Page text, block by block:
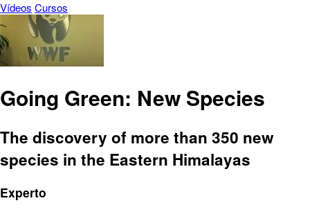
Vídeos Cursos
Going Green: New Species
The discovery of more than 350 new
species in the Eastern Himalayas
Experto